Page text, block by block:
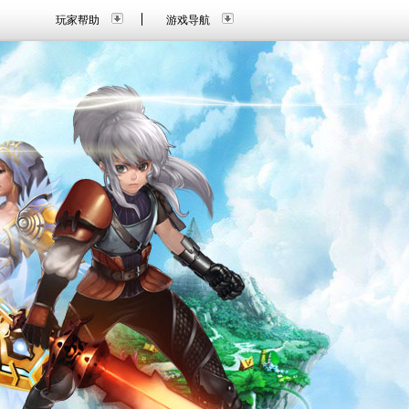
游戏导航
玩家帮助